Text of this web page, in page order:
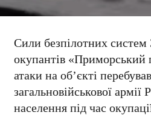
Сили безпілотних
окупантів «Приморський
атаки на об’єкті
загальновійськової армії
населення під час